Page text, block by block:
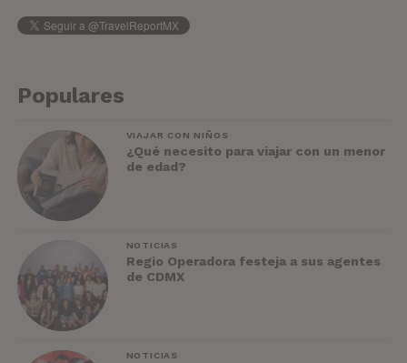
Populares
VIAJAR CON NIÑOS
¿Qué necesito para viajar con un menor
de edad?
NOTICIAS
Regio Operadora festeja a sus agentes
de CDMX
NOTICIAS